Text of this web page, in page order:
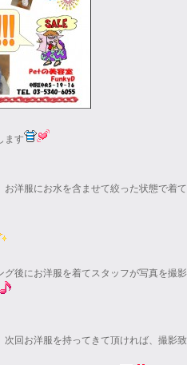
ます
洋服にお水を含ませて絞った状態で着
後にお洋服を着てスタッフが写真を撮
回お洋服を持ってきて頂ければ、撮影